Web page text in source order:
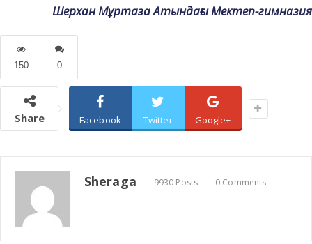
Шерхан Мұртаза Атындағы Мектеп-гимназия
0
150
Share Facebook Twitter Google+
Sheraga 9930 Posts 0 Comments